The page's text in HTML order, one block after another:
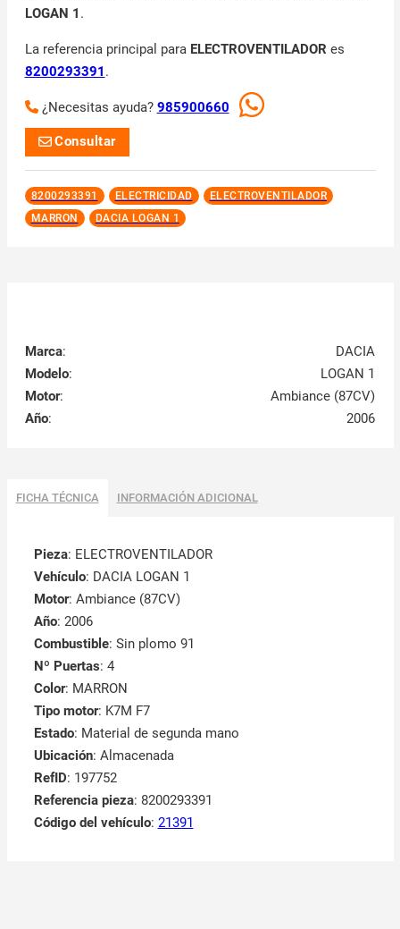
LOGAN 1 .
La referencia principal para ELECTROVENTILADOR es
8200293391 .
¿Necesitas ayuda? 985900660
Consultar
8200293391 ELECTRICIDAD
ELECTROVENTILADOR
MARRON
DACIA LOGAN 1
Marca:
DACIA
Modelo:
LOGAN 1
Motor:
Ambiance (87CV)
Año: 2006
FICHA TÉCNICA INFORMACIÓN ADICIONAL
Pieza: ELECTROVENTILADOR
Vehículo: DACIA LOGAN 1
Motor: Ambiance (87CV)
Año: 2006
Combustible: Sin plomo 91
Nº Puertas: 4
Color: MARRON
Tipo motor: K7M F7
Estado: Material de segunda mano
Ubicación: Almacenada
RefID: 197752
Referencia pieza: 8200293391
Código del vehículo: 21391